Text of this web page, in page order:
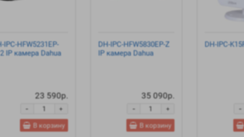
IPC-HFW5231EP-
IP камера Dahua
23 590р.
+
-
В корзину
DH-IPC-HFW5830EP-Z
IP камера Dahua
35 090р.
+
-
В корзину
DH-IPC-
-